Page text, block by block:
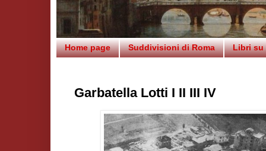
Home page Suddivisioni di Roma Libri su
Garbatella Lotti I II III IV